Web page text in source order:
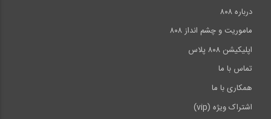
درباره ۸۰۸
ماموریت و چشم انداز ۸۰۸
اپلیکیشن ۸۰۸ پلاس
تماس با ما
همکاری با ما
اشتراک ویژه (vip)